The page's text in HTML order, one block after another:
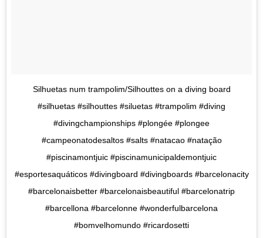
Silhuetas num trampolim/Silhouttes on a diving board
#silhuetas #silhouttes #siluetas #trampolim #diving
#divingchampionships #plongée #plongee
#campeonatodesaltos #salts #natacao #natação
#piscinamontjuic #piscinamunicipaldemontjuic
#esportesaquáticos #divingboard #divingboards #barcelonacity
#barcelonaisbetter #barcelonaisbeautiful #barcelonatrip
#barcellona #barcelonne #wonderfulbarcelona
#bomvelhomundo #ricardosetti